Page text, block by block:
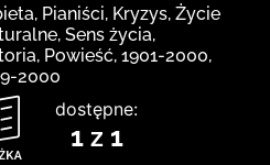
Pianiści, Kryzys, Życie
Sens życia,
Powieść, 1901-2000,
2000
dostępne:
1 z 1